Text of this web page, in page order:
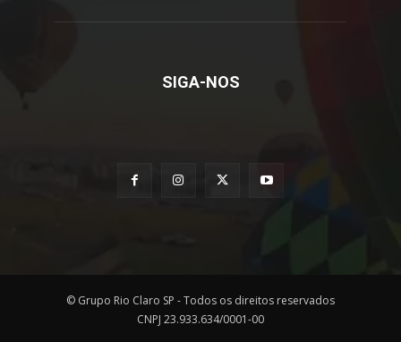
SIGA-NOS
© Grupo Rio Claro SP - Todos os direitos reservados
CNPJ 23.933.634/0001-00